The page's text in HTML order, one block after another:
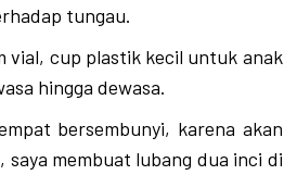
tungau.
vial, cup plastik kecil untuk anak
hingga dewasa.
bersembunyi, karena akan
membuat lubang dua inci di